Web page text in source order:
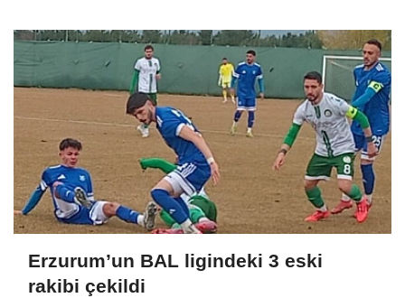
Erzurum’un BAL ligindeki 3 eski
rakibi çekildi